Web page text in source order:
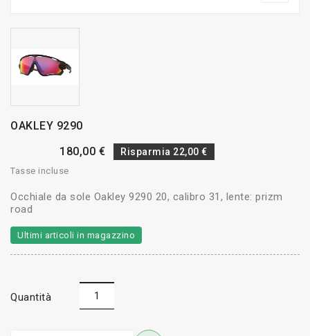
OAKLEY 9290
180,00 €
Risparmia 22,00 €
Tasse incluse
Occhiale da sole Oakley 9290 20, calibro 31, lente: prizm
road
Ultimi articoli in magazzino
Quantità